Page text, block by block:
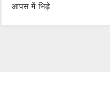
आपस में भिड़े